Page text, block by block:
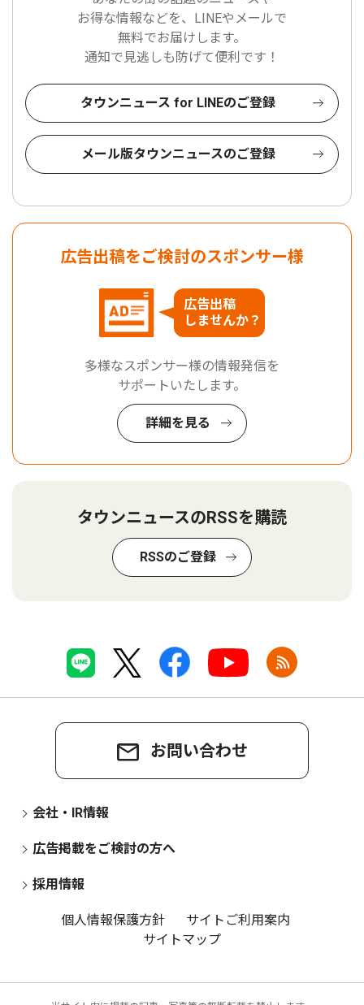
お得な情報などを、LINEやメールで
無料でお届けします。
通知で見逃しも防げて便利です！
タウンニュース for LINEのご登録
メール版タウンニュースのご登録
広告出稿をご検討のスポンサー様
広告出稿
しませんか？
多様なスポンサー様の情報発信を
サポートいたします。
詳細を見る
タウンニュースのRSSを購読
RSSのご登録
お問い合わせ
会社・IR情報
広告掲載をご検討の方へ
採用情報
個人情報保護方針
サイトご利用案内
サイトマップ